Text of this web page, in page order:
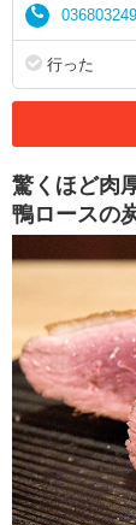
行った
驚くほど肉
鴨ロースの